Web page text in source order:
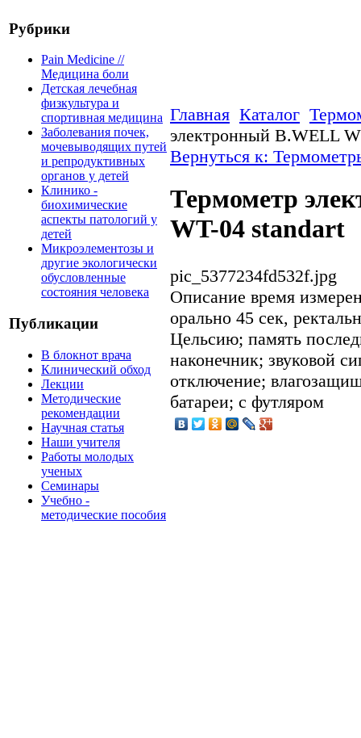
Рубрики
Pain Medicine //
Медицина боли
Детская лечебная
физкультура и
спортивная медицина
Заболевания почек,
мочевыводящих путей
и репродуктивных
органов у детей
Клинико -
биохимические
аспекты патологий у
детей
Микроэлементозы и
другие экологически
обусловленные
состояния человека
Публикации
В блокнот врача
Клинический обход
Лекции
Методические
рекомендации
Научная статья
Наши учителя
Работы молодых
ученых
Семинары
Учебно -
методические пособия
Главная Каталог
электронный B.WELL
Вернуться к:
Термометр
WT-04 standart
pic_5377234fd532f.jpg
Описание время
орально 45 сек,
Цельсию; память
наконечник; звуковой
отключение;
батареи; с футляром